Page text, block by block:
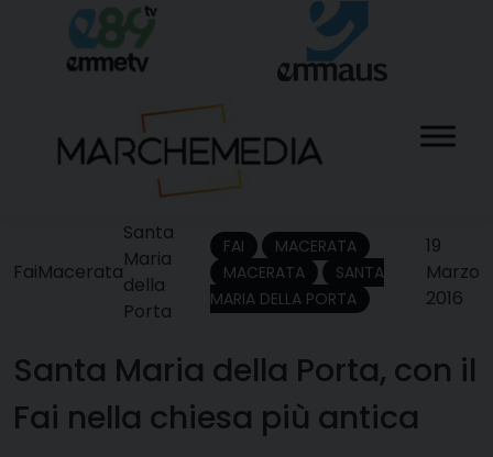
content
FaiMacerata
Santa
Maria
della
Porta
FAI
MACERATA
MACERATA
SANTA
MARIA DELLA PORTA
19
Marzo
2016
Santa Maria della Porta, con il
Fai nella chiesa più antica